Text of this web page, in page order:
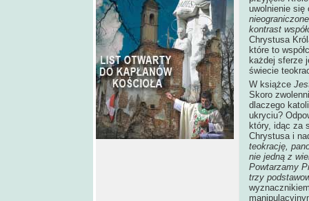
uwolnienie się
kontrast
Chrystusa
które to
każdej sferze
świecie
W książce
Skoro
dlaczego
ukryciu?
który, idąc za
Chrystusa i
teokrację,
nie jedną z
Powtarzamy
trzy